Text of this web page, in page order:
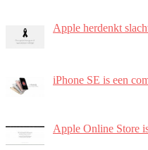
Apple herdenkt
iPhone SE is een
Apple Online Store